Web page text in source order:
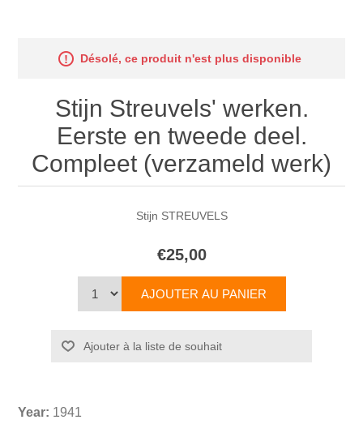
Désolé, ce produit n'est plus disponible
Stijn Streuvels' werken.
Eerste en tweede deel.
Compleet (verzameld werk)
Stijn STREUVELS
€25,00
Year: 1941